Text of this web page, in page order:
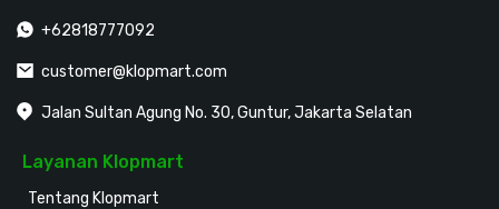
+62818777092
customer@klopmart.com
Jalan Sultan Agung No. 30, Guntur, Jakarta Selatan
Layanan Klopmart
Tentang Klopmart